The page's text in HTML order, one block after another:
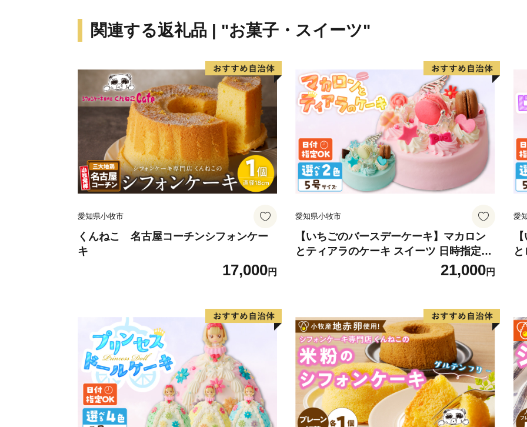
関連する返礼品 | "お菓子・スイーツ"
愛知県小牧市
くんねこ 名古屋コーチンシフォンケー
キ
17,000円
愛知県小牧市
【いちごのバースデーケーキ】マカロン
とティアラのケーキ スイーツ 日時指定可
デザート 洋菓子 お取り寄せ 愛知県 小牧
市 送料無料 誕生日 クリスマス お祝い マ
21,000円
愛